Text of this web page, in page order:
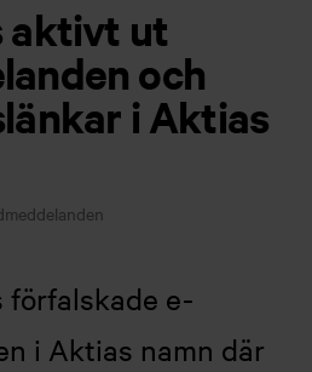
aktivt ut
och
i Aktias
förfalskade e-
i Aktias namn där